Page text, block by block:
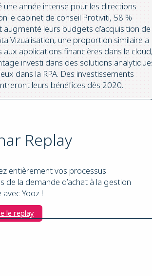
une année intense pour les directions
le cabinet de conseil Protiviti, 58 %
augmenté leurs budgets d’acquisition de
Vizualisation, une proportion similaire a
aux applications financières dans le
investi dans des solutions
dans la RPA. Des investissements
leurs bénéfices dès 2020.
Replay
entièrement vos processus
de la demande d’achat à la gestion
Yooz !
le replay